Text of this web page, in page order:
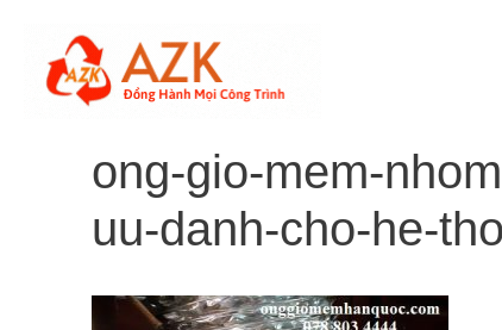
content
ong-gio-mem-
uu-danh-cho-he-